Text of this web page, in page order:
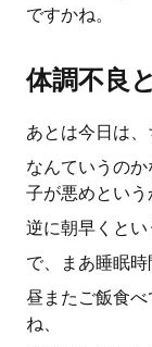
ですかね。
体調不良
あとは今日は、
なんていうの
子が悪めという
逆に朝早くとい
で、まあ睡眠時
昼またご飯食
ね、